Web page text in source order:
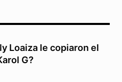
Loaiza le copiaron el
G?